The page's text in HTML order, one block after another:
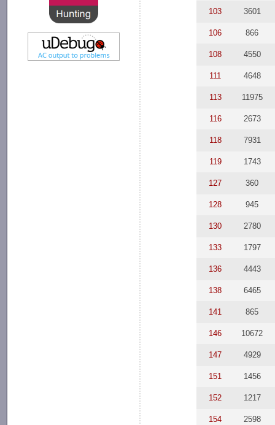
103 3601
106 866
108 4550
111 4648
113 11975
116 2673
118 7931
119 1743
127 360
128 945
130 2780
133 1797
136 4443
138 6465
141 865
146 10672
147 4929
151 1456
152 1217
154 2598